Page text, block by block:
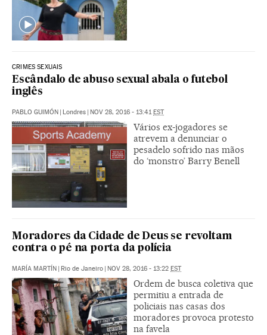
CRIMES SEXUAIS
Escândalo de abuso sexual abala o futebol
inglês
PABLO GUIMÓN | Londres | NOV 28, 2016 - 13:41EST
Vários ex-jogadores se
atrevem a denunciar o
pesadelo sofrido nas mãos
do ‘monstro’ Barry Benell
Moradores da Cidade de Deus se revoltam
contra o pé na porta da polícia
MARÍA MARTÍN | Rio de Janeiro | NOV 28, 2016 - 13:22 EST
Ordem de busca coletiva que
permitiu a entrada de
policiais nas casas dos
moradores provoca protesto
na favela